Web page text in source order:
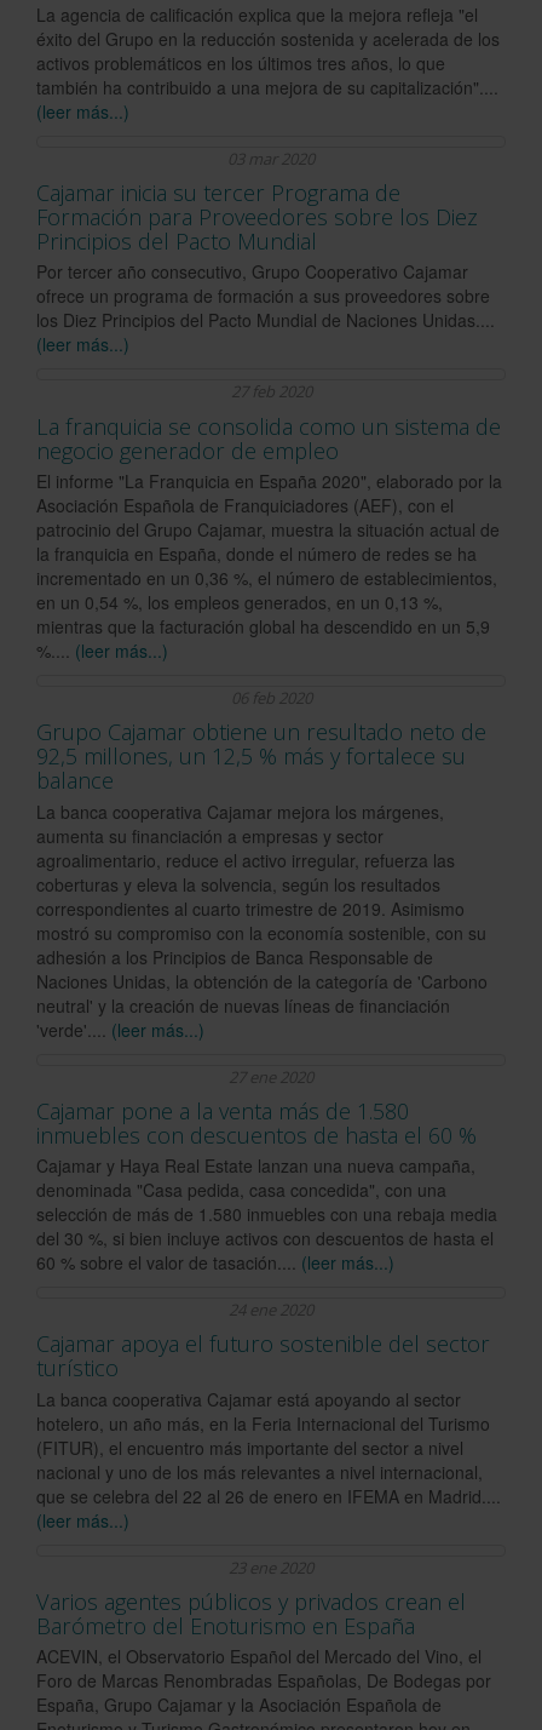
La agencia de calificación explica que la mejora refleja "el
éxito del Grupo en la reducción sostenida y acelerada de los
activos problemáticos en los últimos tres años, lo que
también ha contribuido a una mejora de su capitalización"....
(leer más...)
03 mar 2020
Cajamar inicia su tercer Programa de
Formación para Proveedores sobre los Diez
Principios del Pacto Mundial
Por tercer año consecutivo, Grupo Cooperativo Cajamar
ofrece un programa de formación a sus proveedores sobre
los Diez Principios del Pacto Mundial de Naciones Unidas....
(leer más...)
27 feb 2020
La franquicia se consolida como un sistema de
negocio generador de empleo
El informe "La Franquicia en España 2020", elaborado por la
Asociación Española de Franquiciadores (AEF), con el
patrocinio del Grupo Cajamar, muestra la situación actual de
la franquicia en España, donde el número de redes se ha
incrementado en un 0,36 %, el número de establecimientos,
en un 0,54 %, los empleos generados, en un 0,13 %,
mientras que la facturación global ha descendido en un 5,9
%.... (leer más...)
06 feb 2020
Grupo Cajamar obtiene un resultado neto de
92,5 millones, un 12,5 % más y fortalece su
balance
La banca cooperativa Cajamar mejora los márgenes,
aumenta su financiación a empresas y sector
agroalimentario, reduce el activo irregular, refuerza las
coberturas y eleva la solvencia, según los resultados
correspondientes al cuarto trimestre de 2019. Asimismo
mostró su compromiso con la economía sostenible, con su
adhesión a los Principios de Banca Responsable de
Naciones Unidas, la obtención de la categoría de 'Carbono
neutral' y la creación de nuevas líneas de financiación
'verde'.... (leer más...)
27 ene 2020
Cajamar pone a la venta más de 1.580
inmuebles con descuentos de hasta el 60 %
Cajamar y Haya Real Estate lanzan una nueva campaña,
denominada "Casa pedida, casa concedida", con una
selección de más de 1.580 inmuebles con una rebaja media
del 30 %, si bien incluye activos con descuentos de hasta el
60 % sobre el valor de tasación.... (leer más...)
24 ene 2020
Cajamar apoya el futuro sostenible del sector
turístico
La banca cooperativa Cajamar está apoyando al sector
hotelero, un año más, en la Feria Internacional del Turismo
(FITUR), el encuentro más importante del sector a nivel
nacional y uno de los más relevantes a nivel internacional,
que se celebra del 22 al 26 de enero en IFEMA en Madrid....
(leer más...)
23 ene 2020
Varios agentes públicos y privados crean el
Barómetro del Enoturismo en España
ACEVIN, el Observatorio Español del Mercado del Vino, el
Foro de Marcas Renombradas Españolas, De Bodegas por
España, Grupo Cajamar y la Asociación Española de